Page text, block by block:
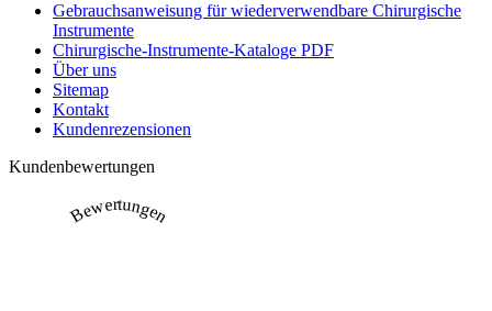
Gebrauchsanweisung für wiederverwendbare Chirurgische
Instrumente
Chirurgische-Instrumente-Kataloge PDF
Über uns
Sitemap
Kontakt
Kundenrezensionen
Kundenbewertungen
Bewertungen